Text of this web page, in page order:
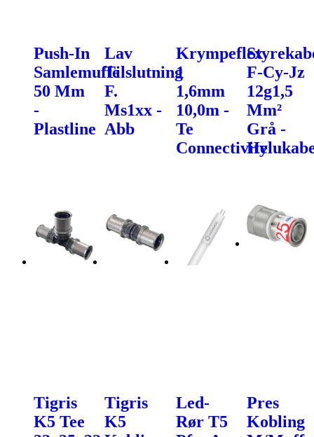
Push-In
Samlemuffe
50 Mm
-
Plastline
Lav
Tilslutning
F.
Ms1xx -
Abb
Krympeflex
1
1,6mm
10,0m -
Te
Connectivity
F-Cy-Jz
12g1,5
Mm²
Grå -
Tigris
K5 Tee
Tigris
K5
Led-
Rør T5
Pres
Kobling